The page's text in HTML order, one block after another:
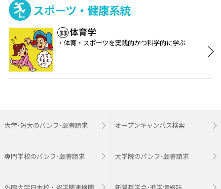
スポーツ・健康系統
33 体育学
体育・スポーツを実践的かつ科学的に学ぶ
大学･短大のパンフ･願書請求 オープンキャンパス検索
専門学校のパンフ･願書請求 大学院のパンフ･願書請求
外国大学日本校・留学関連機関 新聞奨学会･進学情報誌